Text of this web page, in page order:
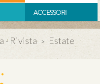
ACCESSORI
- Rivista > Estate